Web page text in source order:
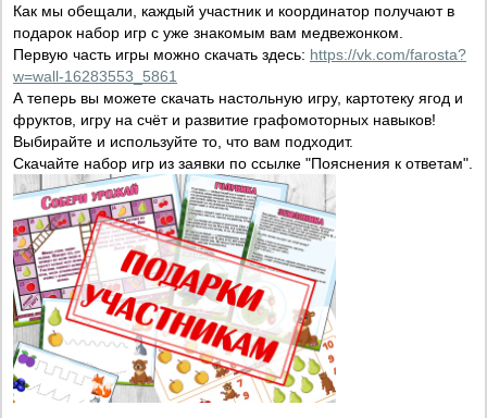
Как мы обещали, каждый участник и координатор получают в
подарок набор игр с уже знакомым вам медвежонком.
Первую часть игры можно скачать здесь: https://vk.com/farosta?
w=wall-16283553_5861
А теперь вы можете скачать настольную игру, картотеку ягод и
фруктов, игру на счёт и развитие графомоторных навыков!
Выбирайте и используйте то, что вам подходит.
Скачайте набор игр из заявки по ссылке "Пояснения к ответам".